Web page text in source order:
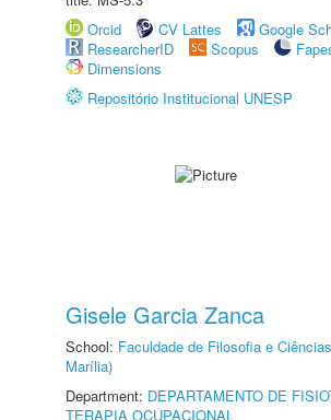
Orcid
CV Lattes
Google
ResearcherID
Scopus
Dimensions
Repositório Institucional UNESP
Gisele Garcia Zanca
School: Faculdade de Filosofia e
Marília)
Department: DEPARTAMENTO DE
TERAPIA OCUPACIONAL